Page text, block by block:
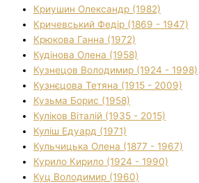
Криушин Олександр (1982)
Кричевський Федір (1869 - 1947)
Крюкова Ганна (1972)
Кудінова Олена (1958)
Кузнецов Володимир (1924 - 1998)
Кузнєцова Тетяна (1915 - 2009)
Кузьма Борис (1958)
Куліков Віталій (1935 - 2015)
Куліш Едуард (1971)
Кульчицька Олена (1877 - 1967)
Курило Кирило (1924 - 1990)
Куц Володимир (1960)